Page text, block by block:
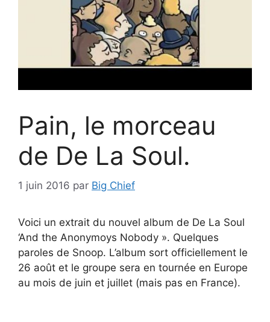
Pain, le morceau
de De La Soul.
1 juin 2016 par Big Chief
Voici un extrait du nouvel album de De La Soul
‘And the Anonymoys Nobody ». Quelques
paroles de Snoop. L’album sort officiellement le
26 août et le groupe sera en tournée en Europe
au mois de juin et juillet (mais pas en France).